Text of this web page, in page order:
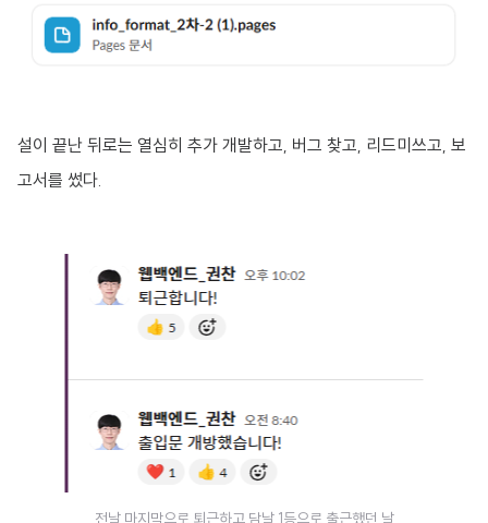
설이 끝난 뒤로는 열심히 추가 개발하고, 버그 찾고, 리드미쓰고, 보
고서를 썼다.
전날 마지막으로 퇴근하고 담날 1등으로 출근했던 날